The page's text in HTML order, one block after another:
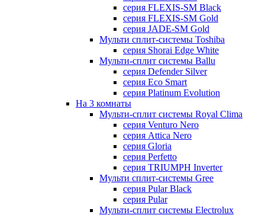
серия FLEXIS-SM Black
серия FLEXIS-SM Gold
серия JADE-SM Gold
Мульти сплит-системы Toshiba
серия Shorai Edge White
Мульти-сплит системы Ballu
серия Defender Silver
серия Eco Smart
серия Platinum Evolution
На 3 комнаты
Мульти-сплит системы Royal Clima
серия Venturo Nero
серия Attica Nero
серия Gloria
серия Perfetto
серия TRIUMPH Inverter
Мульти сплит-системы Gree
серия Pular Black
серия Pular
Мульти-сплит системы Electrolux